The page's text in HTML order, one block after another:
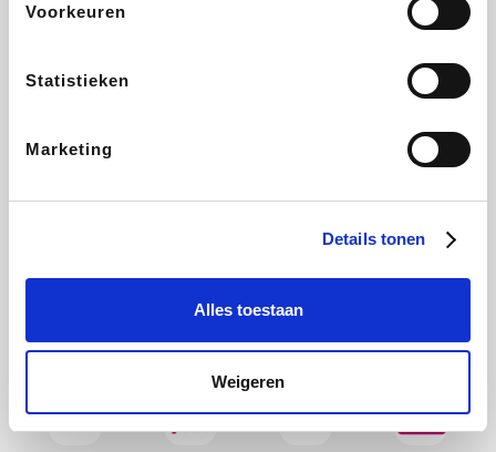
Voorkeuren
Statistieken
Marketing
Details tonen
Alles toestaan
Weigeren
CheapTickets.be DeubaXXL
Samsung Delonghi Tennis Point My Jewellery